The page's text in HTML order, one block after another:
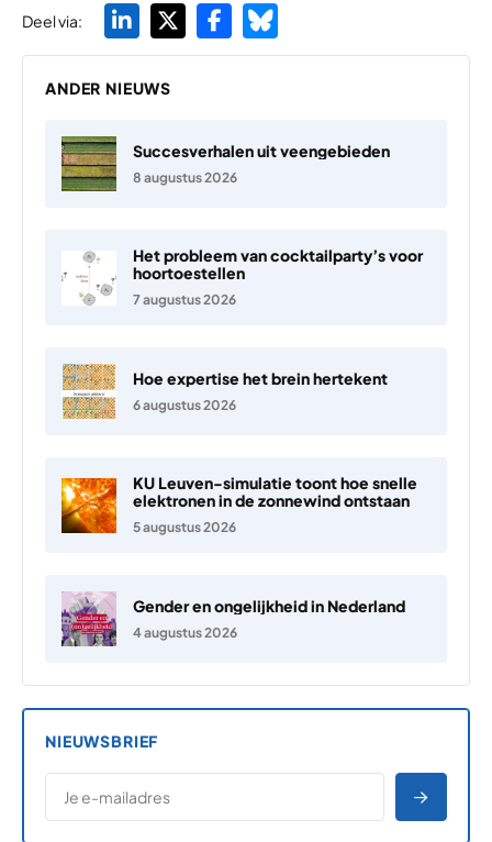
Deel via:
ANDER NIEUWS
Succesverhalen uit veengebieden
8 augustus 2026
Het probleem van cocktailparty’s voor
hoortoestellen
7 augustus 2026
Hoe expertise het brein hertekent
6 augustus 2026
KU Leuven-simulatie toont hoe snelle
elektronen in de zonnewind ontstaan
5 augustus 2026
Gender en ongelijkheid in Nederland
4 augustus 2026
NIEUWSBRIEF
E-MAILADRES
*